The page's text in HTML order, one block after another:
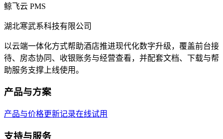
鲸飞云 PMS
湖北寒武系科技有限公司
以云端一体化方式帮助酒店推进现代化数字升级，覆盖前台接
待、房态协同、收银账务与经营查看，并配套文档、下载与帮
助服务支撑上线使用。
产品与方案
产品与价格更新记录在线试用
支持与服务